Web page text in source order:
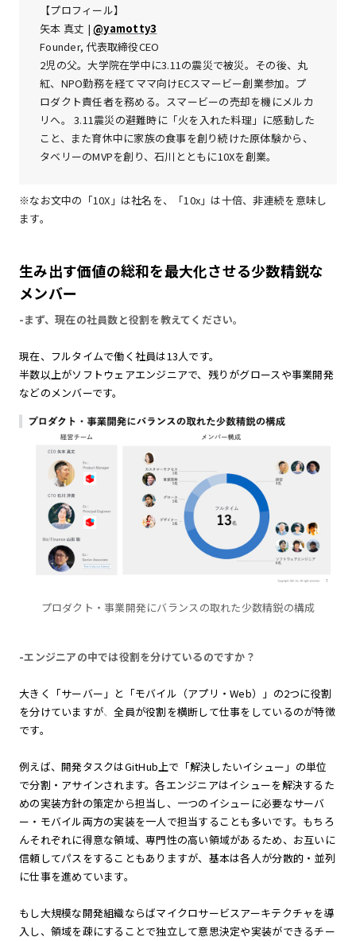
【プロフィール】
矢本 真丈 |@yamotty3
Founder, 代表取締役CEO
2児の父。大学院在学中に3.11の震災で被災。その後、丸
紅、NPO勤務を経てママ向けECスマービー創業参加。プ
ロダクト責任者を務める。スマービーの売却を機にメルカ
リへ。 3.11震災の避難時に「火を入れた料理」に感動した
こと、また育休中に家族の食事を創り続けた原体験から、
タベリーのMVPを創り、石川とともに10Xを創業。
※なお文中の「10X」は社名を、「10x」は十倍、非連続を意味し
ます。
生み出す価値の総和を最大化させる少数精鋭な
メンバー
-まず、現在の社員数と役割を教えてください。
現在、フルタイムで働く社員は13人です。
半数以上がソフトウェアエンジニアで、残りがグロースや事業開発
などのメンバーです。
プロダクト・事業開発にバランスの取れた少数精鋭の構成
-エンジニアの中では役割を分けているのですか？
大きく「サーバー」と「モバイル（アプリ・Web）」の2つに役割
を分けていますが、全員が役割を横断して仕事をしているのが特徴
です。
例えば、開発タスクはGitHub上で「解決したいイシュー」の単位
で分割・アサインされます。各エンジニアはイシューを解決するた
めの実装方針の策定から担当し、一つのイシューに必要なサーバ
ー・モバイル両方の実装を一人で担当することも多いです。もちろ
んそれぞれに得意な領域、専門性の高い領域があるため、お互いに
信頼してパスをすることもありますが、基本は各人が分散的・並列
に仕事を進めています。
もし大規模な開発組織ならばマイクロサービスアーキテクチャを導
入し、領域を疎にすることで独立して意思決定や実装ができるチー